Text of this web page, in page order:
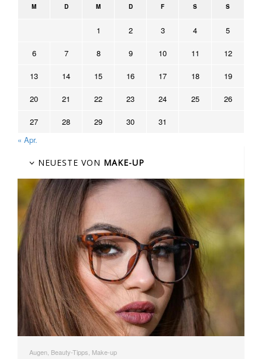
M D M D F S S
1 2 3 4 5
6 7 8 9 10 11 12
13 14 15 16 17 18 19
20 21 22 23 24 25 26
27 28 29 30
31
« Apr.
NEUESTE VON MAKE-UP
Augen, Beauty-Tipps, Make-up